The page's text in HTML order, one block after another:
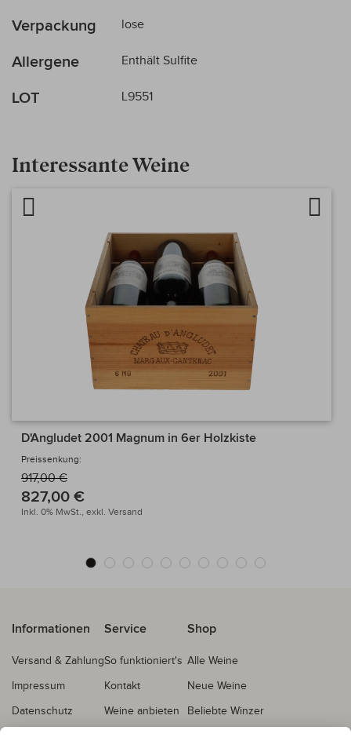
Verpackung lose
Allergene Enthält Sulfite
LOT L9551
Interessante Weine
D'Angludet 2001 Magnum in 6er Holzkiste
Preissenkung:
917,00 €
827,00 €
Inkl. 0% MwSt., exkl. Versand
Informationen
Versand & Zahlung
Impressum
Datenschutz
Service
So funktioniert's
Kontakt
Weine anbieten
Shop
Alle Weine
Neue Weine
Beliebte Winzer